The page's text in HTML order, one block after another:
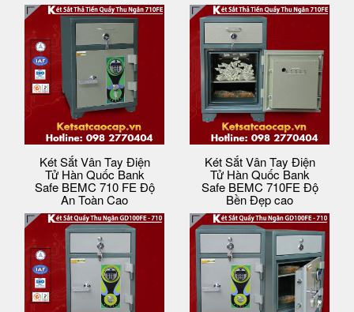
Két Sắt Vân Tay Điện
Tử Hàn Quốc Bank
Safe BEMC 710 FE Độ
An Toàn Cao
Két Sắt Vân Tay Điện
Tử Hàn Quốc Bank
Safe BEMC 710FE Độ
Bền Đẹp cao